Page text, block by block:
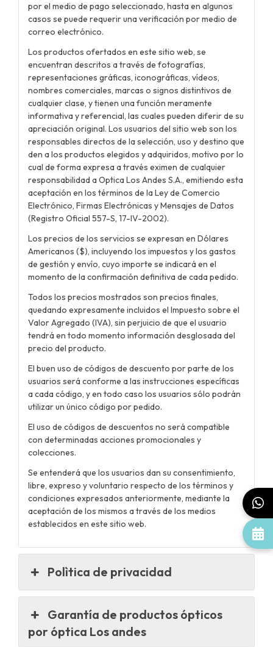
por el medio de pago seleccionado, hasta en algunos
casos se puede requerir una verificación por medio de
correo electrónico.
Los productos ofertados en este sitio web, se
encuentran descritos a través de fotografías,
representaciones gráficas, iconográficas, vídeos,
nombres comerciales, marcas o signos distintivos de
cualquier clase, y tienen una función meramente
informativa y referencial, las cuales pueden diferir de su
apreciación original. Los usuarios del sitio web son los
responsables directos de la selección, uso y destino que
den a los productos elegidos y adquiridos, motivo por lo
cual de forma expresa a través eximen de cualquier
responsabilidad a Optica Los Andes S.A., emitiendo esta
aceptación en los términos de la Ley de Comercio
Electrónico, Firmas Electrónicas y Mensajes de Datos
(Registro Oficial 557-S, 17-IV-2002).
Los precios de los servicios se expresan en Dólares
Americanos ($), incluyendo los impuestos y los gastos
de gestión y envío, cuyo importe se indicará en el
momento de la confirmación definitiva de cada pedido.
Todos los precios mostrados son precios finales,
quedando expresamente incluidos el Impuesto sobre el
Valor Agregado (IVA), sin perjuicio de que el usuario
tendrá en todo momento información desglosada del
precio del producto.
El buen uso de códigos de descuento por parte de los
usuarios será conforme a las instrucciones específicas
a cada código, y en todo caso los usuarios sólo podrán
utilizar un único código por pedido.
El uso de códigos de descuentos no será compatible
con determinadas acciones promocionales y
colecciones.
Se entenderá que los usuarios dan su consentimiento,
libre, expreso y voluntario respecto de los términos y
condiciones expresados anteriormente, mediante la
aceptación de los mismos a través de los medios
establecidos en este sitio web.
Polìtica de privacidad
Garantía de productos ópticos
por óptica Los andes